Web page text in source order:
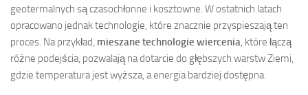
geotermalnych są czasochłonne i kosztowne. W ostatnich latach
opracowano jednak technologie, które znacznie przyspieszają ten
proces. Na przykład, mieszane technologie wiercenia, które łączą
różne podejścia, pozwalają na dotarcie do głębszych warstw Ziemi,
gdzie temperatura jest wyższa, a energia bardziej dostępna.